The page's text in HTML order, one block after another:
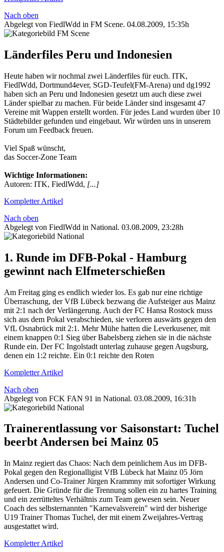
Nach oben
Abgelegt von FiedlWdd in FM Scene. 04.08.2009, 15:35h
Länderfiles Peru und Indonesien
Heute haben wir nochmal zwei Länderfiles für euch. ITK,
FiedlWdd, Dortmund4ever, SGD-Teufel(FM-Arena) und dg1992
haben sich an Peru und Indonesien gesetzt um auch diese zwei
Länder spielbar zu machen. Für beide Länder sind insgesamt 47
Vereine mit Wappen erstellt worden. Für jedes Land wurden über 10
Städtebilder gefunden und eingebaut. Wir würden uns in unserem
Forum um Feedback freuen.
Viel Spaß wünscht,
das Soccer-Zone Team
Wichtige Informationen:
Autoren: ITK, FiedlWdd, [...]
Kompletter Artikel
Nach oben
Abgelegt von FiedlWdd in National. 03.08.2009, 23:28h
1. Runde im DFB-Pokal - Hamburg
gewinnt nach Elfmeterschießen
Am Freitag ging es endlich wieder los. Es gab nur eine richtige
Überraschung, der VfB Lübeck bezwang die Aufsteiger aus Mainz
mit 2:1 nach der Verlängerung. Auch der FC Hansa Rostock muss
sich aus dem Pokal verabschieden, sie verloren auswärts gegen den
VfL Osnabrück mit 2:1. Mehr Mühe hatten die Leverkusener, mit
einem knappen 0:1 Sieg über Babelsberg ziehen sie in die nächste
Runde ein. Der FC Ingolstadt unterlag zuhause gegen Augsburg,
denen ein 1:2 reichte. Ein 0:1 reichte den Roten
Kompletter Artikel
Nach oben
Abgelegt von FCK FAN 91 in National. 03.08.2009, 16:31h
Trainerentlassung vor Saisonstart: Tuchel
beerbt Andersen bei Mainz 05
In Mainz regiert das Chaos: Nach dem peinlichem Aus im DFB-
Pokal gegen den Regionalligist VfB Lübeck hat Mainz 05 Jörn
Andersen und Co-Trainer Jürgen Krammny mit sofortiger Wirkung
gefeuert. Die Gründe für die Trennung sollen ein zu hartes Training
und ein zerrütteltes Verhältnis zum Team gewesen sein. Neuer
Coach des selbsternannten "Karnevalsverein" wird der bisherige
U19 Trainer Thomas Tuchel, der mit einem Zweijahres-Vertrag
ausgestattet wird.
Kompletter Artikel